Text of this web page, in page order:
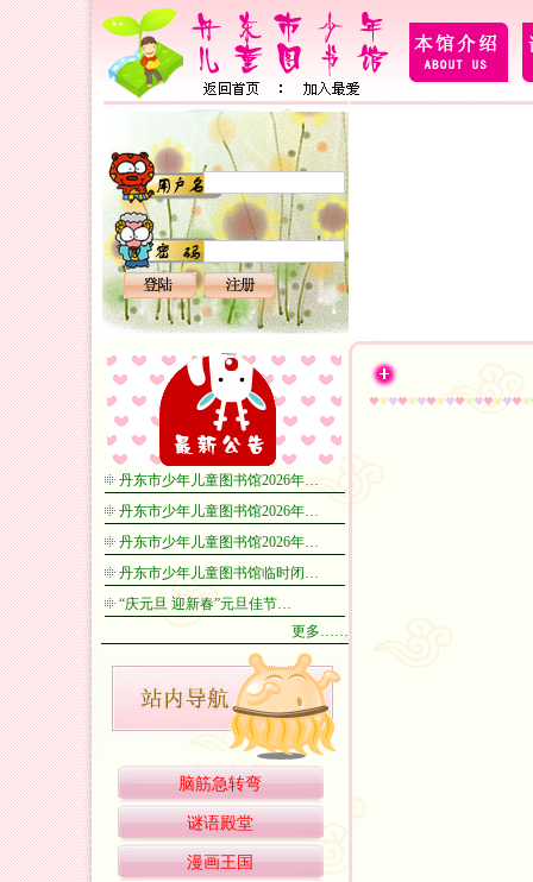
丹东市少年儿童图书馆2026年…
丹东市少年儿童图书馆2026年…
丹东市少年儿童图书馆2026年…
丹东市少年儿童图书馆临时闭…
“庆元旦 迎新春”元旦佳节…
更多……
脑筋急转弯
谜语殿堂
漫画王国